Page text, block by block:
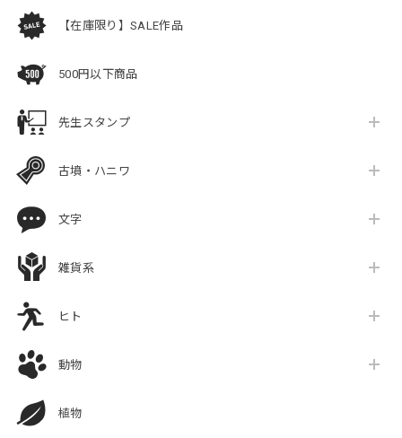
【在庫限り】SALE作品
500円以下商品
先生スタンプ
古墳・ハニワ
文字
雑貨系
ヒト
動物
植物